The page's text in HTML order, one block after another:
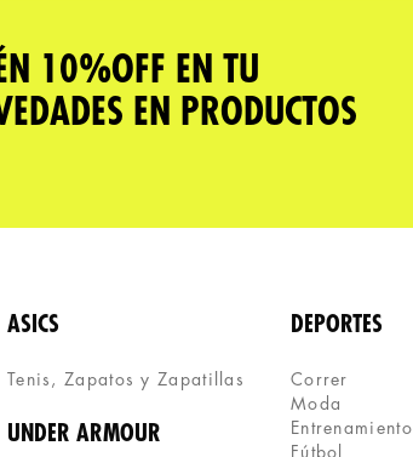
10%OFF EN TU
EN PRODUCTOS
ASICS
Tenis, Zapatos y Zapatillas
UNDER ARMOUR
DEPORTES
Correr
Moda
Entrenamiento
Fútbol